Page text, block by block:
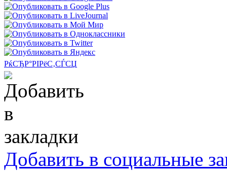
РќСЂР°РІРёС‚СЃСЏ
Добавить в социальные